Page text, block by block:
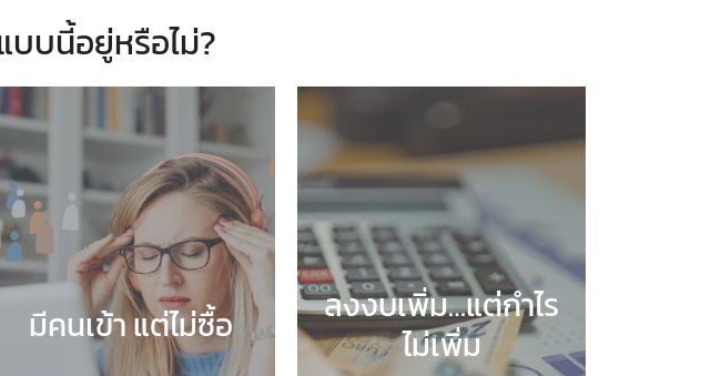
บนี้อยู่หรือไม่?
มีคนเข้า แต่ไม่ซื้อ
ลงงบเพิ่ม…แต่กำไร
ไม่เพิ่ม